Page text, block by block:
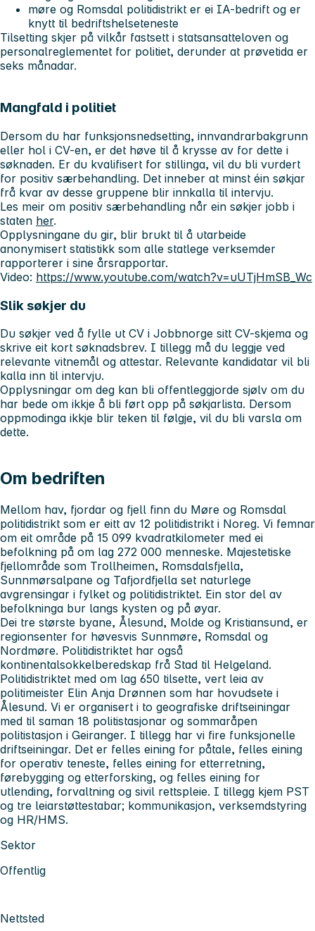
møre og Romsdal politidistrikt er ei IA-bedrift og er
knytt til bedriftshelseteneste
Tilsetting skjer på vilkår fastsett i statsansatteloven og
personalreglementet for politiet, derunder at prøvetida er
seks månadar.
Mangfald i politiet
Dersom du har funksjonsnedsetting, innvandrarbakgrunn
eller hol i CV-en, er det høve til å krysse av for dette i
søknaden. Er du kvalifisert for stillinga, vil du bli vurdert
for positiv særbehandling. Det inneber at minst éin søkjar
frå kvar av desse gruppene blir innkalla til intervju.
Les meir om positiv særbehandling når ein søkjer jobb i
staten her.
Opplysningane du gir, blir brukt til å utarbeide
anonymisert statistikk som alle statlege verksemder
rapporterer i sine årsrapportar.
Video: https://www.youtube.com/watch?v=uUTjHmSB_Wc
Slik søkjer du
Du søkjer ved å fylle ut CV i Jobbnorge sitt CV-skjema og
skrive eit kort søknadsbrev. I tillegg må du leggje ved
relevante vitnemål og attestar. Relevante kandidatar vil bli
kalla inn til intervju.
Opplysningar om deg kan bli offentleggjorde sjølv om du
har bede om ikkje å bli ført opp på søkjarlista. Dersom
oppmodinga ikkje blir teken til følgje, vil du bli varsla om
dette.
Om bedriften
Mellom hav, fjordar og fjell finn du Møre og Romsdal
politidistrikt som er eitt av 12 politidistrikt i Noreg. Vi femnar
om eit område på 15 099 kvadratkilometer med ei
befolkning på om lag 272 000 menneske. Majestetiske
fjellområde som Trollheimen, Romsdalsfjella,
Sunnmørsalpane og Tafjordfjella set naturlege
avgrensingar i fylket og politidistriktet. Ein stor del av
befolkninga bur langs kysten og på øyar.
Dei tre største byane, Ålesund, Molde og Kristiansund, er
regionsenter for høvesvis Sunnmøre, Romsdal og
Nordmøre. Politidistriktet har også
kontinentalsokkelberedskap frå Stad til Helgeland.
Politidistriktet med om lag 650 tilsette, vert leia av
politimeister Elin Anja Drønnen som har hovudsete i
Ålesund. Vi er organisert i to geografiske driftseiningar
med til saman 18 politistasjonar og sommaråpen
politistasjon i Geiranger. I tillegg har vi fire funksjonelle
driftseiningar. Det er felles eining for påtale, felles eining
for operativ teneste, felles eining for etterretning,
førebygging og etterforsking, og felles eining for
utlending, forvaltning og sivil rettspleie. I tillegg kjem PST
og tre leiarstøttestabar; kommunikasjon, verksemdstyring
og HR/HMS.
Sektor
Offentlig
Nettsted